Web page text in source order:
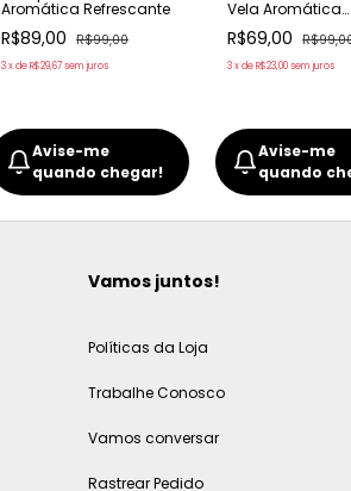
Aromática Refrescante
R$89,00 R$99,00
3xdeR$29,67sem juros
Avise-me
quando chegar!
Vela Aromática
R$69,00
3xdeR$23,00sem juros
Avise-me
quando
Vamos juntos!
Políticas da Loja
Trabalhe Conosco
Vamos conversar
Rastrear Pedido